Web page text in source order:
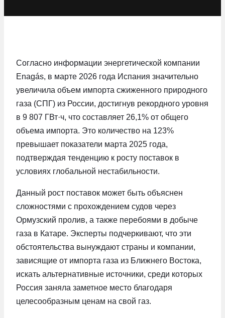
Согласно информации энергетической компании
Enagás, в марте 2026 года Испания значительно
увеличила объем импорта сжиженного природного
газа (СПГ) из России, достигнув рекордного уровня
в 9 807 ГВт·ч, что составляет 26,1% от общего
объема импорта. Это количество на 123%
превышает показатели марта 2025 года,
подтверждая тенденцию к росту поставок в
условиях глобальной нестабильности.
Данный рост поставок может быть объяснен
сложностями с прохождением судов через
Ормузский пролив, а также перебоями в добыче
газа в Катаре. Эксперты подчеркивают, что эти
обстоятельства вынуждают страны и компании,
зависящие от импорта газа из Ближнего Востока,
искать альтернативные источники, среди которых
Россия заняла заметное место благодаря
целесообразным ценам на свой газ.